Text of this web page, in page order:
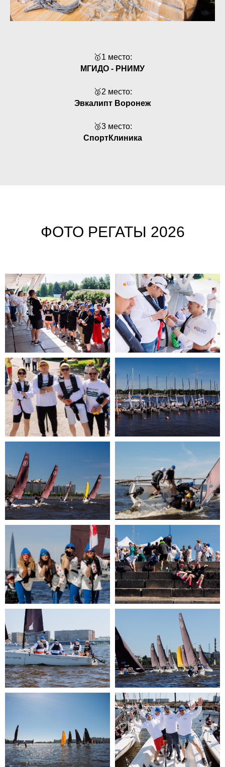
🥇1 место:
МГИДО - РНИМУ
🥈2 место:
Эвкалипт Воронеж
🥉3 место:
СпортКлиника
ФОТО РЕГАТЫ 2026